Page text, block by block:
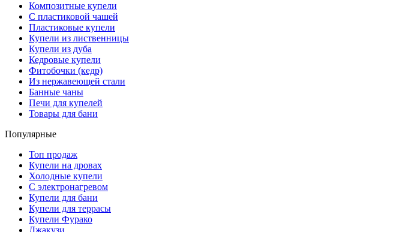
Композитные купели
С пластиковой чашей
Пластиковые купели
Купели из лиственницы
Купели из дуба
Кедровые купели
Фитобочки (кедр)
Из нержавеющей стали
Банные чаны
Печи для купелей
Товары для бани
Популярные
Топ продаж
Купели на дровах
Холодные купели
С электронагревом
Купели для бани
Купели для террасы
Купели Фурако
Джакузи